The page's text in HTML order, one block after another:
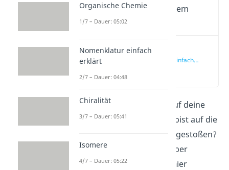
Wichtige Inhalte in diesem
Video
Nucleophile
Substitution einfach
Du bereitest dich gerad auf deine
nächste Prüfung vor und bist auf die
gestoßen?
Möchtest jetzt mehr darüber
erfahren? Kein Problem, hier
Organische Chemie
1/7 – Dauer: 05:02
Nomenklatur einfach
erklärt
2/7 – Dauer: 04:48
Chiralität
3/7 – Dauer: 05:41
Isomere
4/7 – Dauer: 05:22